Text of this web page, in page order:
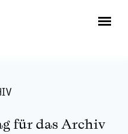
für das Archiv